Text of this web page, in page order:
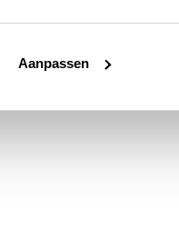
Aanpassen
Contact